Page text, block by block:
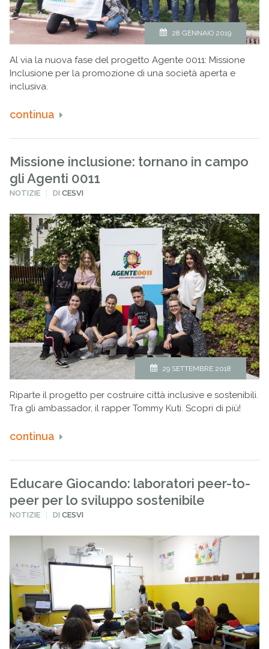
28 GENNAIO 2019
Al via la nuova fase del progetto Agente 0011: Missione
Inclusione per la promozione di una società aperta e
inclusiva.
continua
Missione inclusione: tornano in campo
gli Agenti 0011
PUBBLICATO
NOTIZIE DICESVI
29 SETTEMBRE 2018
Riparte il progetto per costruire città inclusive e sostenibili.
Tra gli ambassador, il rapper Tommy Kuti. Scopri di più!
continua
Educare Giocando: laboratori peer-to-
peer per lo sviluppo sostenibile
PUBBLICATO
NOTIZIE DICESVI